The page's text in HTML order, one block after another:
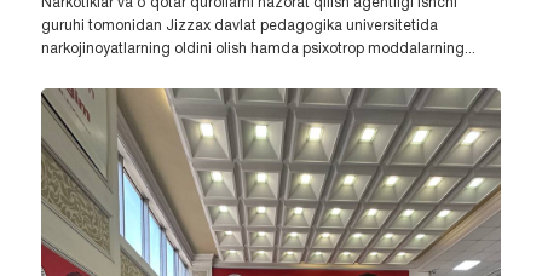
Narkotiklar va o‘qotar qurollarni nazorat qilish agentligi ishchi
guruhi tomonidan Jizzax davlat pedagogika universitetida
narkojinoyatlarning oldini olish hamda psixotrop moddalarning...